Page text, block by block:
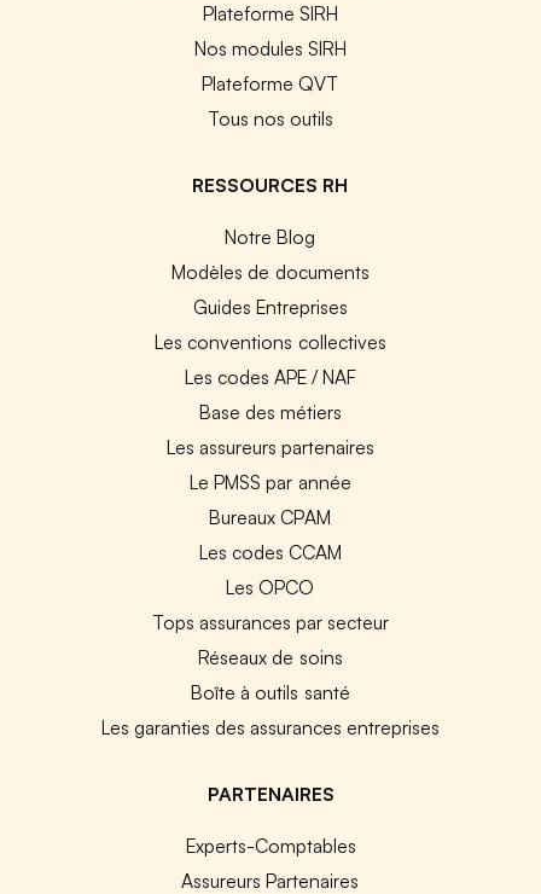
Plateforme SIRH
Nos modules SIRH
Plateforme QVT
Tous nos outils
RESSOURCES RH
Notre Blog
Modèles de documents
Guides Entreprises
Les conventions collectives
Les codes APE / NAF
Base des métiers
Les assureurs partenaires
Le PMSS par année
Bureaux CPAM
Les codes CCAM
Les OPCO
Tops assurances par secteur
Réseaux de soins
Boîte à outils santé
Les garanties des assurances entreprises
PARTENAIRES
Experts-Comptables
Assureurs Partenaires